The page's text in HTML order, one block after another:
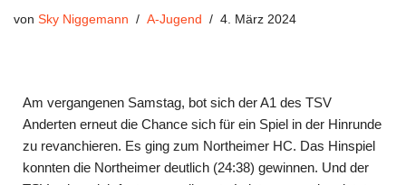
von Sky Niggemann A-Jugend 4. März 2024
Am vergangenen Samstag, bot sich der A1 des TSV
Anderten erneut die Chance sich für ein Spiel in der Hinrunde
zu revanchieren. Es ging zum Northeimer HC. Das Hinspiel
konnten die Northeimer deutlich (24:38) gewinnen. Und der